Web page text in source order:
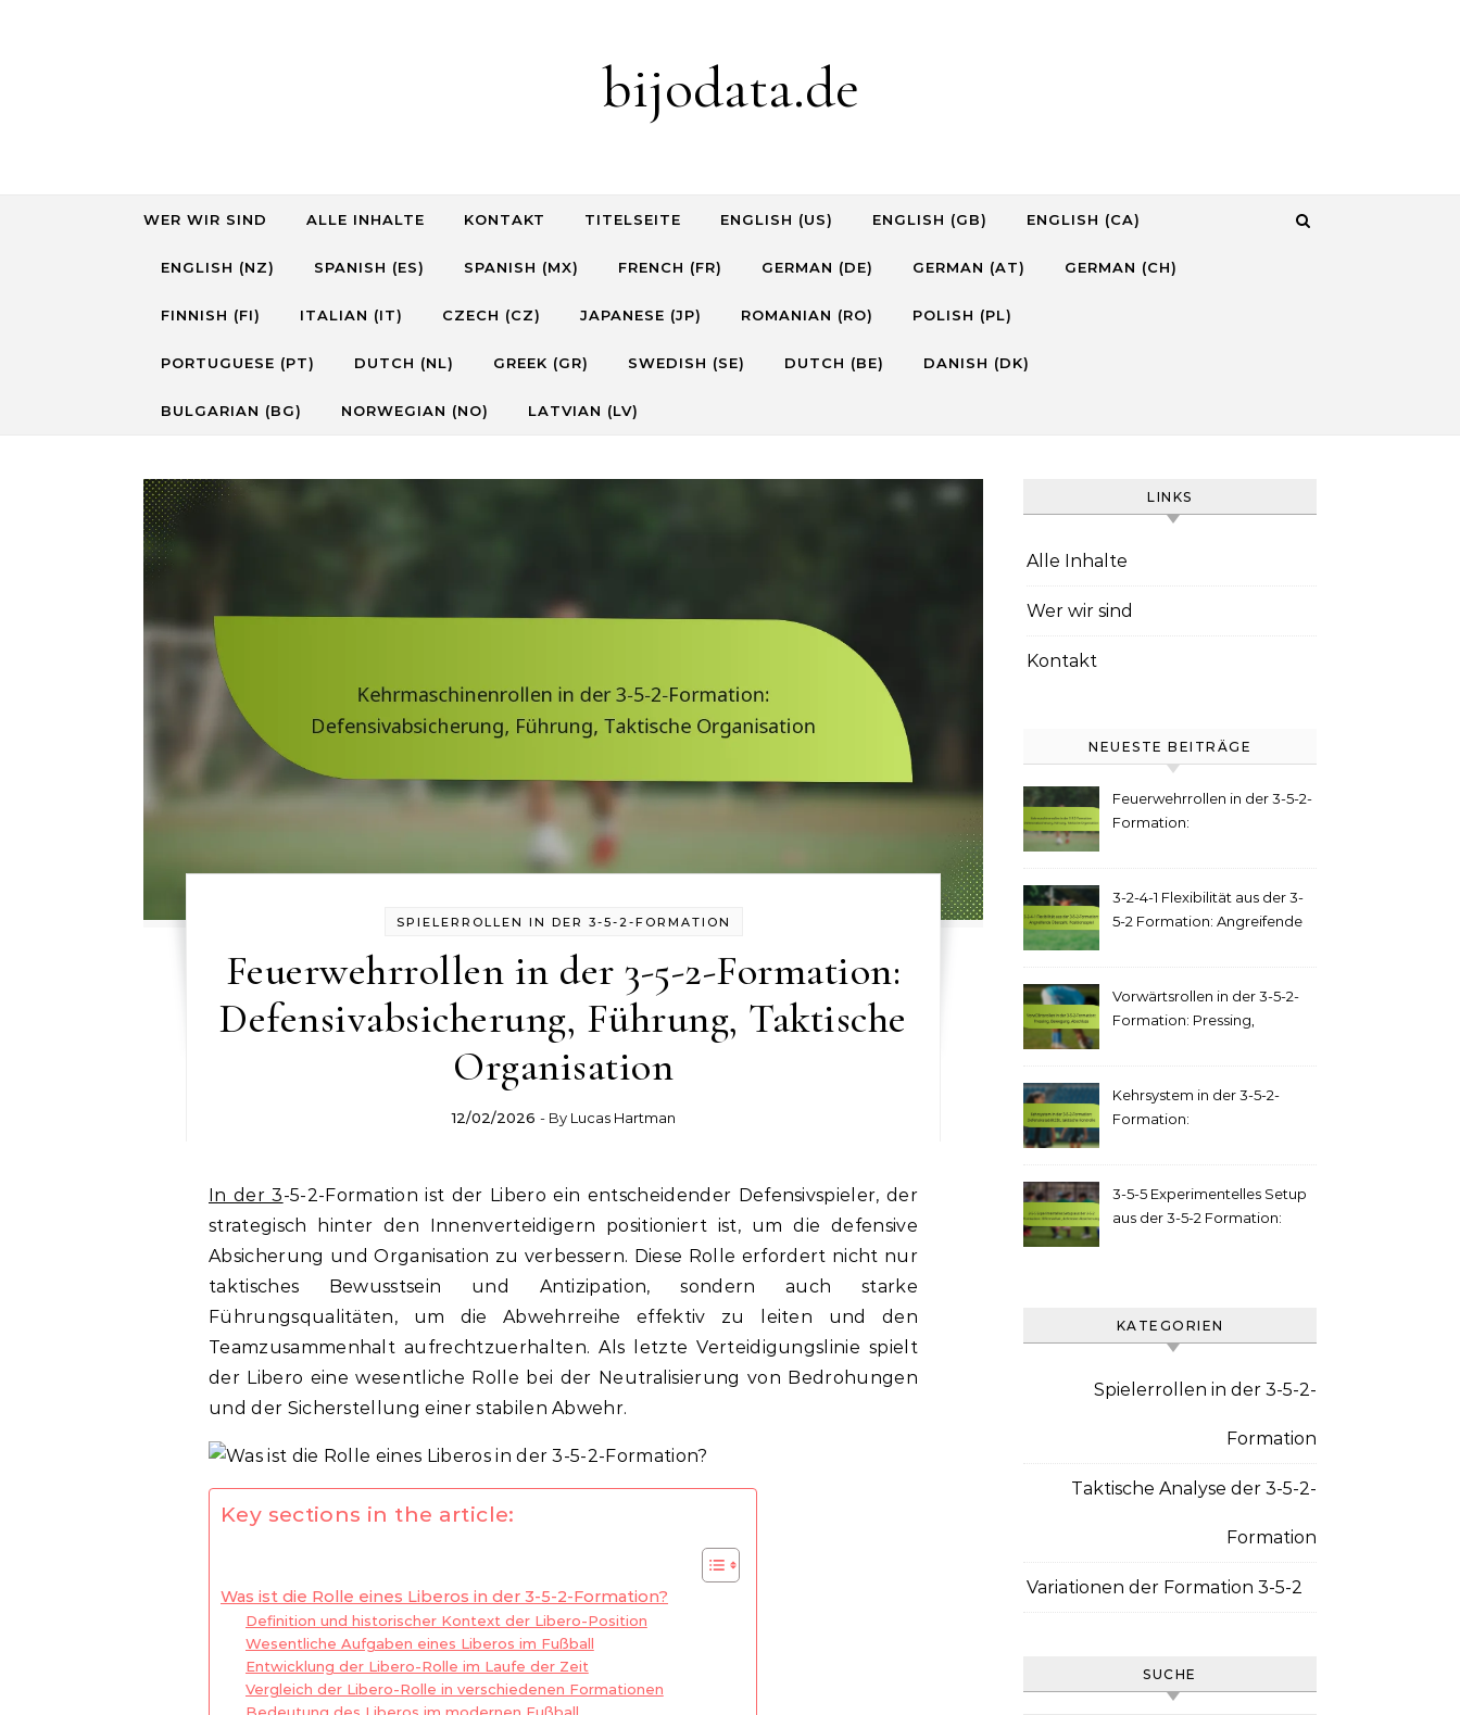
bijodata.de
WER WIR SIND ALLE INHALTE KONTAKT TITELSEITE ENGLISH (US) ENGLISH (GB) ENGLISH (CA)
ENGLISH (NZ) SPANISH (ES) SPANISH (MX) FRENCH (FR) GERMAN (DE) GERMAN (AT) GERMAN (CH)
FINNISH (FI) ITALIAN (IT) CZECH (CZ) JAPANESE (JP) ROMANIAN (RO) POLISH (PL)
PORTUGUESE (PT) DUTCH (NL) GREEK (GR) SWEDISH (SE) DUTCH (BE) DANISH (DK)
BULGARIAN (BG) NORWEGIAN (NO) LATVIAN (LV)
SPIELERROLLEN IN DER 3-5-2-FORMATION
Feuerwehrrollen in der 3-5-2-Formation:
Defensivabsicherung, Führung, Taktische
Organisation
12/02/2026 - By Lucas Hartman
In der 3-5-2-Formation ist der Libero ein entscheidender Defensivspieler, der
strategisch hinter den Innenverteidigern positioniert ist, um die defensive
Absicherung und Organisation zu verbessern. Diese Rolle erfordert nicht nur
taktisches Bewusstsein und Antizipation, sondern auch starke
Führungsqualitäten, um die Abwehrreihe effektiv zu leiten und den
Teamzusammenhalt aufrechtzuerhalten. Als letzte Verteidigungslinie spielt
der Libero eine wesentliche Rolle bei der Neutralisierung von Bedrohungen
und der Sicherstellung einer stabilen Abwehr.
Key sections in the article:
Was ist die Rolle eines Liberos in der 3-5-2-Formation?
Definition und historischer Kontext der Libero-Position
Wesentliche Aufgaben eines Liberos im Fußball
Entwicklung der Libero-Rolle im Laufe der Zeit
Vergleich der Libero-Rolle in verschiedenen Formationen
LINKS
Alle Inhalte
Wer wir sind
Kontakt
NEUESTE BEITRÄGE
Feuerwehrrollen in der 3-5-2-
Formation:
Organisation
3-2-4-1 Flexibilität aus der 3-
5-2 Formation: Angreifende
Vorwärtsrollen in der 3-5-2-
Formation: Pressing,
Kehrsystem in der 3-5-2-
Formation:
3-5-5 Experimentelles Setup
aus der 3-5-2 Formation:
KATEGORIEN
Spielerrollen in der 3-5-2-
Formation
Taktische Analyse der 3-5-2-
Formation
Variationen der Formation 3-5-2
SUCHE